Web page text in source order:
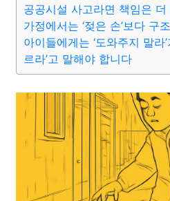
공공시설 사고라면 책임은
가정에서는 ‘젖은 손’보다 구
아이들에게는 ‘도와주지 말라
르라’고 말해야 합니다